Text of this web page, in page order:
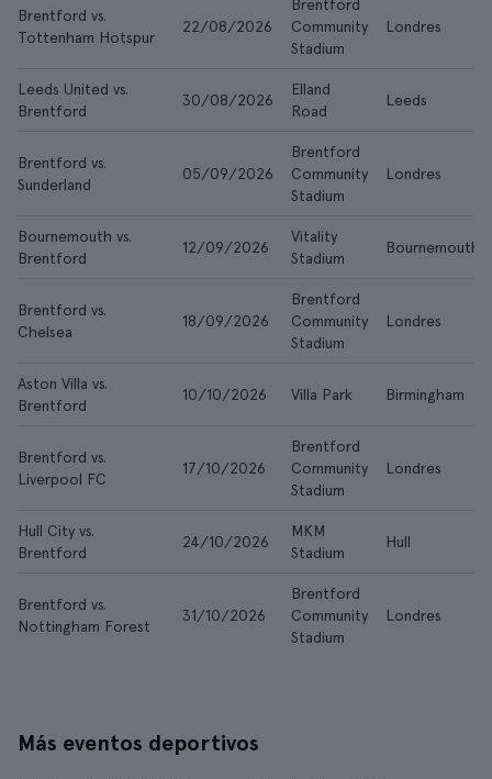
Brentford vs.
Tottenham Hotspur
22/08/2026
Brentford
Community
Stadium
Londres
Leeds United vs.
Brentford
30/08/2026
Elland
Road
Leeds
Brentford vs.
Sunderland
05/09/2026
Brentford
Community
Stadium
Londres
Bournemouth vs.
Brentford
12/09/2026
Vitality
Stadium
Bournemouth
Brentford vs.
Chelsea
18/09/2026
Brentford
Community
Stadium
Londres
Aston Villa vs.
Brentford
10/10/2026 Villa Park Birmingham
Brentford vs.
Liverpool FC
17/10/2026
Brentford
Community
Stadium
Londres
Hull City vs.
Brentford
24/10/2026
MKM
Stadium
Hull
Brentford vs.
Nottingham Forest
31/10/2026
Brentford
Community
Stadium
Londres
Más eventos deportivos